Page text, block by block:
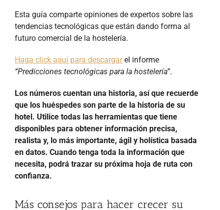
Esta guía comparte opiniones de expertos sobre las
tendencias tecnológicas que están dando forma al
futuro comercial de la hostelería.
Haga click aquí para descargarel informe
“Predicciones tecnológicas para la hostelería”.
Los números cuentan una historia, así que recuerde
que los huéspedes son parte de la historia de su
hotel. Utilice todas las herramientas que tiene
disponibles para obtener información precisa,
realista y, lo más importante, ágil y holística basada
en datos. Cuando tenga toda la información que
necesita, podrá trazar su próxima hoja de ruta con
confianza.
Más consejos para hacer crecer su